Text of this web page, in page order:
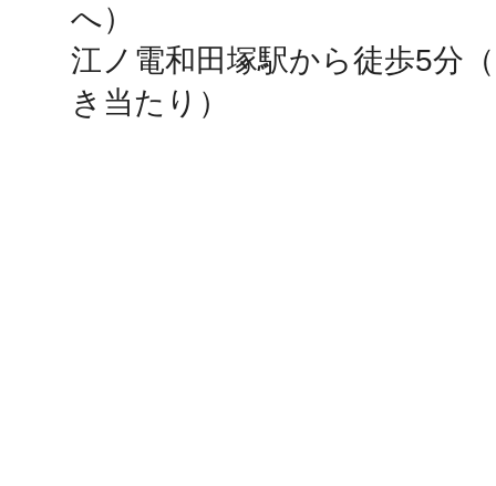
へ）
江ノ電和田塚駅から徒歩5分
き当たり）